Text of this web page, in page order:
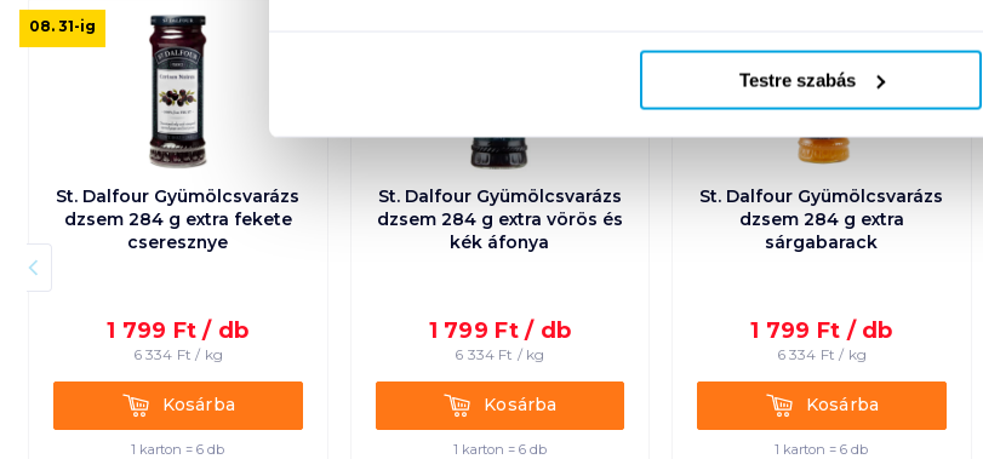
Testre szabás
St. Dalfour Gyümölcsvarázs
dzsem 284 g extra fekete
cseresznye
1 799 Ft / db
6 334 Ft / kg
KosárbaKosárba
1 karton = 6 db
08. 31-ig
St. Dalfour Gyümölcsvarázs
dzsem 284 g extra vörös és
kék áfonya
1 799 Ft / db
6 334 Ft / kg
KosárbaKosárba
1 karton = 6 db
St. Dalfour Gyümölcsvarázs
dzsem 284 g extra
sárgabarack
1 799 Ft / db
6 334 Ft / kg
KosárbaKosárba
1 karton = 6 db